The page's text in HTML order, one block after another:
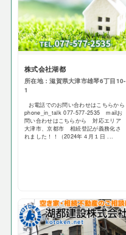
株式会社湖都
所在地：滋賀県大津市雄琴6丁目10-
1
お電話でのお問い合わせはこちらから
phone_in_talk 077-577-2535 mailお
問い合わせはこちらから 対応エリア
大津市、京都市 相続登記が義務化さ
れました！！（2024年４月１日 ...